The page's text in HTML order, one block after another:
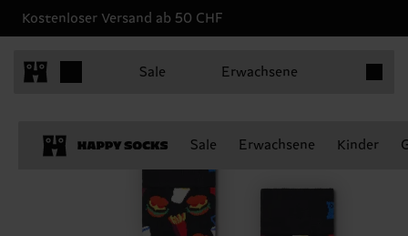
Kostenloser Versand ab 50 CHF
Sale Erwachsene
Sale Erwachsene Kinder